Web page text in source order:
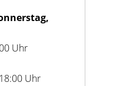
Uhr
Uhr